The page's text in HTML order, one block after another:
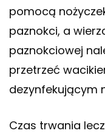
pomocą
paznokci, a
paznokciowej
przetrzeć
dezynfekującym
Czas trwania